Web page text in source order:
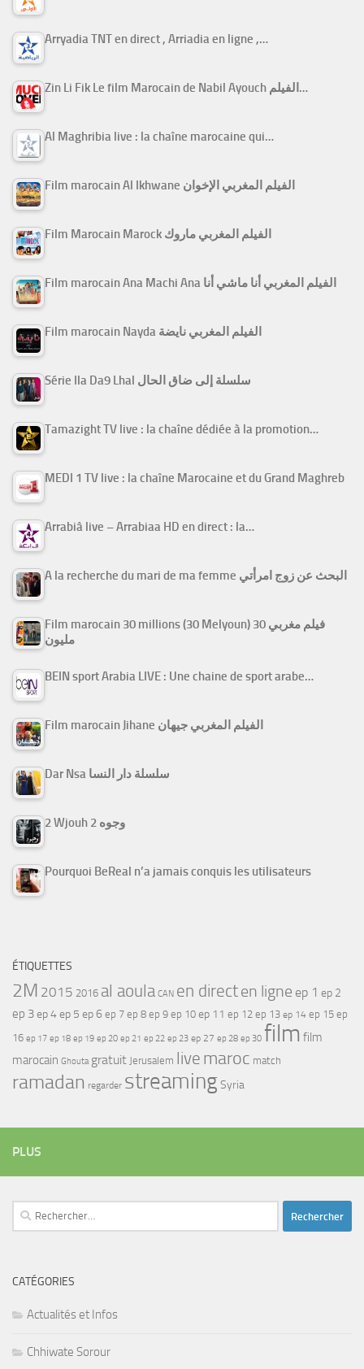
Arryadia TNT en direct , Arriadia en ligne ,…
Zin Li Fik Le film Marocain de Nabil Ayouch الفيلم…
Al Maghribia live : la chaîne marocaine qui…
Film marocain Al Ikhwane الفيلم المغربي الإخوان
Film Marocain Marock الفيلم المغربي ماروك
Film marocain Ana Machi Ana الفيلم المغربي أنا ماشي أنا
Film marocain Nayda الفيلم المغربي نايضة
Série Ila Da9 Lhal سلسلة إلى ضاق الحال
Tamazight TV live : la chaîne dédiée à la promotion…
MEDI 1 TV live : la chaîne Marocaine et du Grand Maghreb
Arrabiâ live – Arrabiaa HD en direct : la…
A la recherche du mari de ma femme البحث عن زوج امرأتي
Film marocain 30 millions (30 Melyoun) فيلم مغربي 30
مليون
BEIN sport Arabia LIVE : Une chaine de sport arabe…
Film marocain Jihane الفيلم المغربي جيهان
Dar Nsa سلسلة دار النسا
2 Wjouh 2 وجوه
Pourquoi BeReal n’a jamais conquis les utilisateurs
ÉTIQUETTES
2M 2015 2016 al aoula CAN en directen ligne ep 1 ep 2
ep 3ep 4ep 5 ep 6 ep 7 ep 8 ep 9 ep 10 ep 11 ep 12 ep 13 ep 14 ep 15 ep
16 ep 17 ep 18 ep 19 ep 20 ep 21 ep 22 ep 23 ep 27 ep 28 ep 30 film film
marocain Ghouta gratuit Jerusalem live maroc match
ramadan regarder streamingSyria
PLUS
Rechercher :
CATÉGORIES
Actualités et Infos
Chhiwate Sorour